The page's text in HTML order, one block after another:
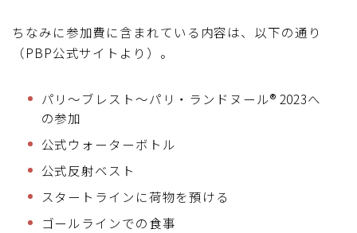
ちなみに参加費に含まれている内容は、以下の通り
（PBP公式サイトより）。
パリ～ブレスト～パリ・ランドヌール® 2023へ
の参加
公式ウォーターボトル
公式反射ベスト
スタートラインに荷物を預ける
ゴールラインでの食事